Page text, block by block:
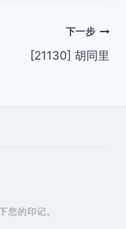
下一步
[21130] 胡同里
您的印记。